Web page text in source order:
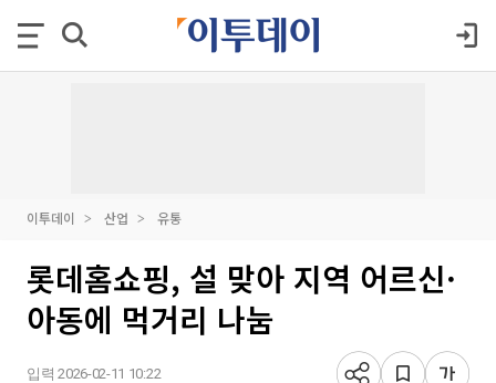
이투데이 산업 유통
롯데홈쇼핑, 설 맞아 지역 어르신·
아동에 먹거리 나눔
입력 2026-02-11 10:22